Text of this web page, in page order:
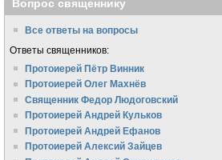
Вопрос священнику
Все ответы на вопросы
Ответы священников:
Протоиерей Пётр Винник
Протоиерей Олег Махнёв
Священник Федор Людоговский
Протоиерей Андрей Кульков
Протоиерей Андрей Ефанов
Протоиерей Алексий Зайцев